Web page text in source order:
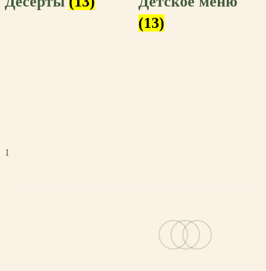
(13)
1
vk telegram
email